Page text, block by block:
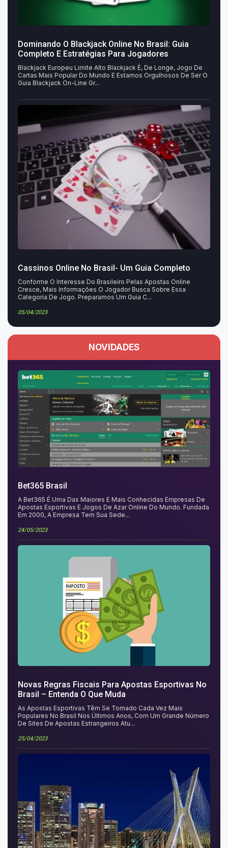
Dominando O Blackjack Online No Brasil: Guia
Completo E Estratégias Para Jogadores
Blackjack Europeu Limite Alto Blackjack É, De Longe, Jogo De
Cartas Mais Popular Do Mundo E Estamos Orgulhosos De Ser O
Guia Blackjack On-Line Gr...
Cassinos Online No Brasil- Um Guia Completo
Conforme O Interesse Do Brasileiro Pelas Apostas Online
Cresce, Mais Informações O Jogador Busca Sobre Essa
Categoria De Jogo. Preparamos Um Guia C...
05/04/2023
NOVIDADES
Bet365 Brasil
A Bet365 É Uma Das Maiores E Mais Conhecidas Empresas De
Apostas Esportivas E Jogos De Azar Online Do Mundo. Fundada
Em 2000, A Empresa Tem Sua Sede...
24/05/2023
Novas Regras Fiscais Para Apostas Esportivas No
Brasil – Entenda O Que Muda
As Apostas Esportivas Têm Se Tornado Cada Vez Mais
Populares No Brasil Nos Últimos Anos, Com Um Grande Número
De Sites De Apostas Estrangeiros Atu...
25/04/2023